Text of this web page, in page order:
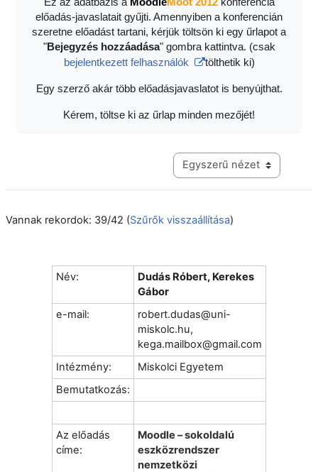
előadás-javaslatait gyűjti. Amennyiben a konferencián
szeretne előadást tartani, kérjük töltsön ki egy űrlapot a
"Bejegyzés hozzáadása" gombra kattintva. (csak
bejelentkezett felhasználók
tölthetik ki)
Egy szerző akár több előadásjavaslatot is benyújthat.
Kérem, töltse ki az űrlap minden mezőjét!
Harmadik szintű navigáció
Vannak rekordok: 39/42 (Szűrők visszaállítása)
Név:
Dudás Róbert, Kerekes
Gábor
e-mail:
robert.dudas@uni-
miskolc.hu,
kega.mailbox@gmail.com
Intézmény:
Miskolci Egyetem
Bemutatkozás:
Az előadás
címe:
Moodle – sokoldalú
eszközrendszer
nemzetközi